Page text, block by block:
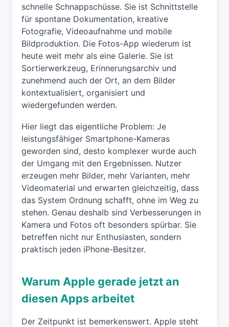
schnelle Schnappschüsse. Sie ist Schnittstelle
für spontane Dokumentation, kreative
Fotografie, Videoaufnahme und mobile
Bildproduktion. Die Fotos-App wiederum ist
heute weit mehr als eine Galerie. Sie ist
Sortierwerkzeug, Erinnerungsarchiv und
zunehmend auch der Ort, an dem Bilder
kontextualisiert, organisiert und
wiedergefunden werden.
Hier liegt das eigentliche Problem: Je
leistungsfähiger Smartphone-Kameras
geworden sind, desto komplexer wurde auch
der Umgang mit den Ergebnissen. Nutzer
erzeugen mehr Bilder, mehr Varianten, mehr
Videomaterial und erwarten gleichzeitig, dass
das System Ordnung schafft, ohne im Weg zu
stehen. Genau deshalb sind Verbesserungen in
Kamera und Fotos oft besonders spürbar. Sie
betreffen nicht nur Enthusiasten, sondern
praktisch jeden iPhone-Besitzer.
Warum Apple gerade jetzt an
diesen Apps arbeitet
Der Zeitpunkt ist bemerkenswert. Apple steht